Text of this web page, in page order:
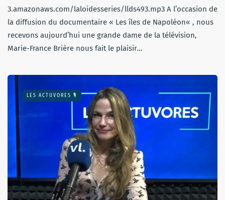
3.amazonaws.com/laloidesseries/llds493.mp3 A l’occasion de
la diffusion du documentaire « Les îles de Napoléon« , nous
recevons aujourd’hui une grande dame de la télévision,
Marie-France Brière nous fait le plaisir…
LES ACTUVORES 🎙